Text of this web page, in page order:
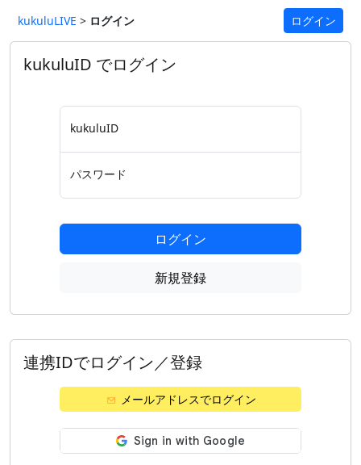
kukuluLIVE > ログイン ログイン
kukuluID でログイン
kukuluID
パスワード
ログイン
新規登録
連携IDでログイン／登録
メールアドレスでログイン